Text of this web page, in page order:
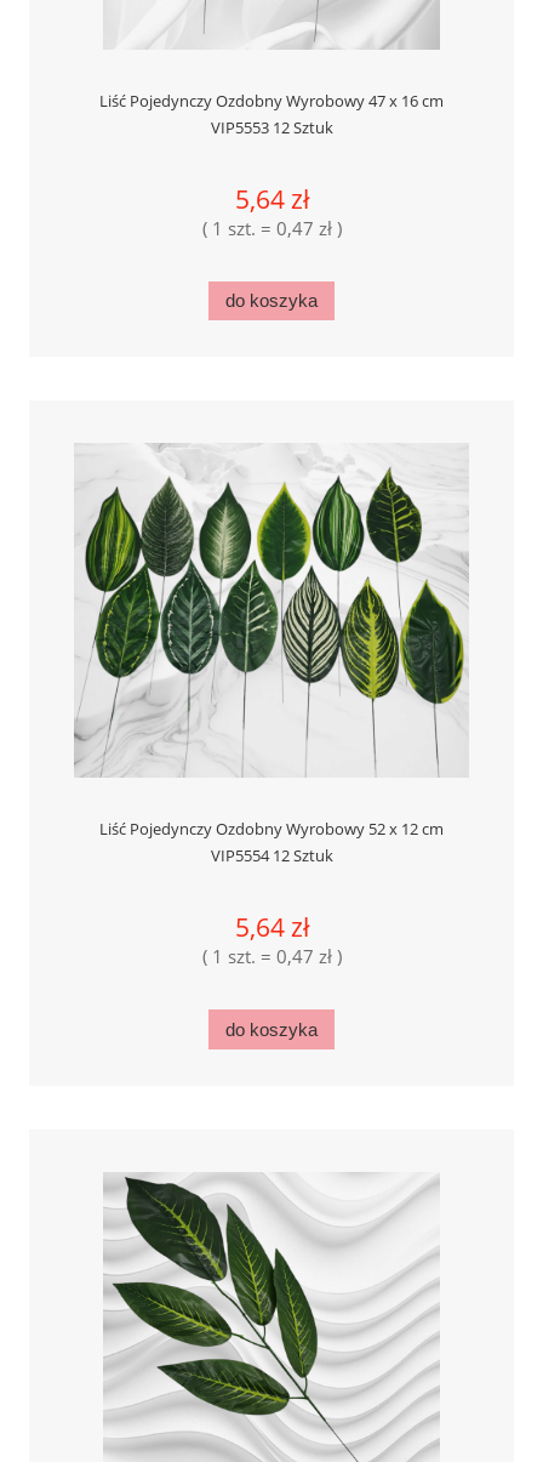
Liść Pojedynczy Ozdobny Wyrobowy 47 x 16 cm
VIP5553 12 Sztuk
5,64 zł
( 1 szt. = 0,47 zł )
do koszyka
Liść Pojedynczy Ozdobny Wyrobowy 52 x 12 cm
VIP5554 12 Sztuk
5,64 zł
( 1 szt. = 0,47 zł )
do koszyka